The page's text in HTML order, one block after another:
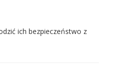
ich bezpieczeństwo z